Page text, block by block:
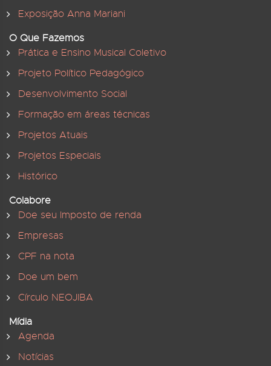
Exposição Anna Mariani
O Que Fazemos
Prática e Ensino Musical Coletivo
Projeto Político Pedagógico
Desenvolvimento Social
Formação em áreas técnicas
Projetos Atuais
Projetos Especiais
Histórico
Colabore
Doe seu Imposto de renda
Empresas
CPF na nota
Doe um bem
Círculo NEOJIBA
Mídia
Agenda
Notícias